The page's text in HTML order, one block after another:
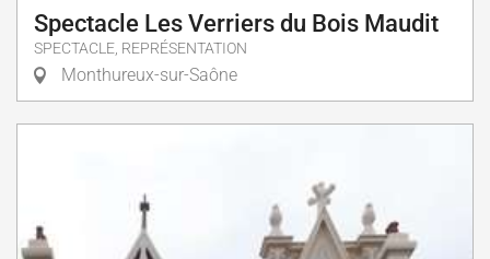
Spectacle Les Verriers du Bois Maudit
SPECTACLE, REPRÉSENTATION
Monthureux-sur-Saône